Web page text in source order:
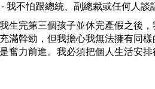
我不怕跟總統、副總裁或任何人談
生完第三個孩子並休完產假之後
滿幹勁，但我擔心我無法擁有同
奮力前進。我必須把個人生活安排